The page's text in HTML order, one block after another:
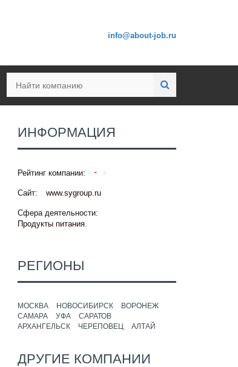
info@about-job.ru
ИНФОРМАЦИЯ
Рейтинг компании:
Сайт: www.sygroup.ru
Сфера деятельности:
Продукты питания.
РЕГИОНЫ
МОСКВА НОВОСИБИРСК
ВОРОНЕЖ
САМАРА
УФА
САРАТОВ
АРХАНГЕЛЬСК
ЧЕРЕПОВЕЦ АЛТАЙ
ДРУГИЕ КОМПАНИИ